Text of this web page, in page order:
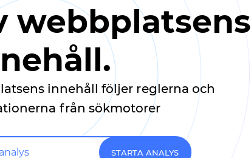
webbplatsens
innehåll följer reglerna och
från sökmotorer
STARTA ANALYS